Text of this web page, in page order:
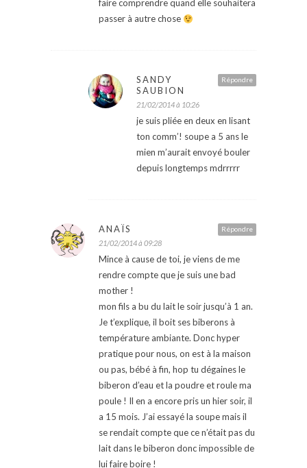
faire comprendre quand elle souhaitera
passer à autre chose
Répondre
SANDY
SAUBION
21/02/2014 à 10:26
je suis pliée en deux en lisant
ton comm’! soupe a 5 ans le
mien m’aurait envoyé bouler
depuis longtemps mdrrrrr
Répondre
ANAÏS
21/02/2014 à 09:28
Mince à cause de toi, je viens de me
rendre compte que je suis une bad
mother !
mon fils a bu du lait le soir jusqu’à 1 an.
Je t’explique, il boit ses biberons à
température ambiante. Donc hyper
pratique pour nous, on est à la maison
ou pas, bébé à fin, hop tu dégaines le
biberon d’eau et la poudre et roule ma
poule ! Il en a encore pris un hier soir, il
a 15 mois. J’ai essayé la soupe mais il
se rendait compte que ce n’était pas du
lait dans le biberon donc impossible de
lui faire boire !